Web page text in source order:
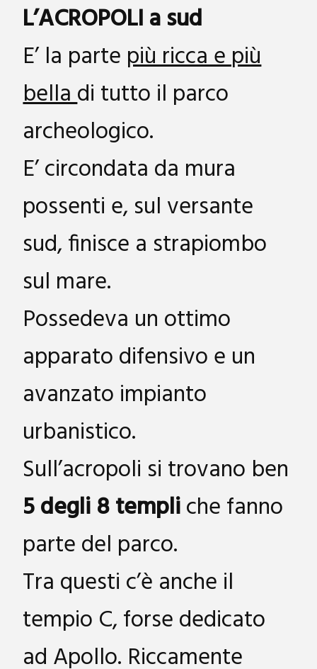
L’ACROPOLI a sud
E’ la parte più ricca e più
belladi tutto il parco
archeologico.
E’ circondata da mura
possenti e, sul versante
sud, finisce a strapiombo
sul mare.
Possedeva un ottimo
apparato difensivo e un
avanzato impianto
urbanistico.
Sull’acropoli si trovano ben
5 degli 8 templiche fanno
parte del parco.
Tra questi c’è anche il
tempio C, forse dedicato
ad Apollo. Riccamente